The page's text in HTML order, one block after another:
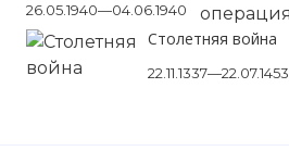
26.05.1940—04.06.1940
Столетняя война
22.11.1337—22.07.1453